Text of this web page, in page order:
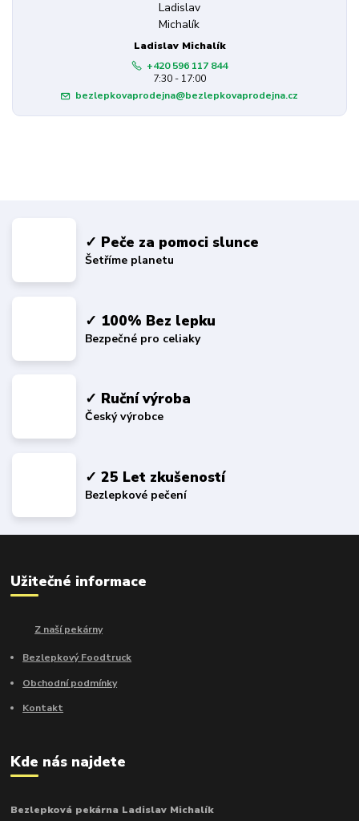
Ladislav Michalík
+420 596 117 844
7:30 - 17:00
bezlepkovaprodejna@bezlepkovaprodejna.cz
✓ Peče za pomoci slunce
Šetříme planetu
✓ 100% Bez lepku
Bezpečné pro celiaky
✓ Ruční výroba
Český výrobce
✓ 25 Let zkušeností
Bezlepkové pečení
Užitečné informace
Z naší pekárny
Bezlepkový Foodtruck
Obchodní podmínky
Kontakt
Kde nás najdete
Bezlepková pekárna Ladislav Michalík